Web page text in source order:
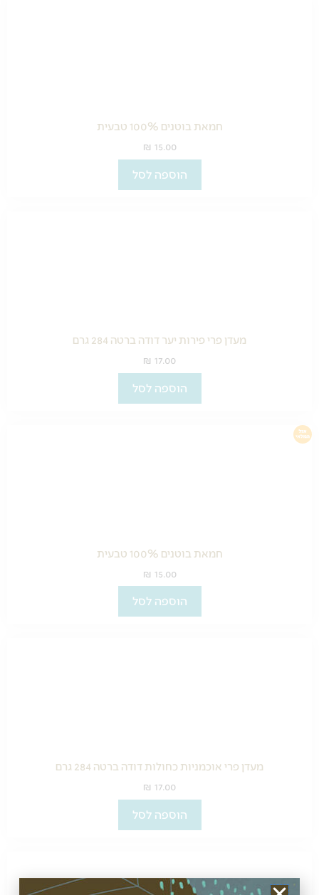
חמאת בוטנים 100% טבעית
₪ 15.00
הוספה לסל
מעדן פרי פירות יער דודה ברטה 284 גרם
₪ 17.00
הוספה לסל
חמאת בוטנים 100% טבעית
₪ 15.00
הוספה לסל
מעדן פרי אוכמניות כחולות דודה ברטה 284 גרם
₪ 17.00
הוספה לסל